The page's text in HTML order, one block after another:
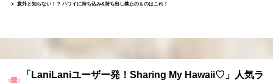
意外と知らない！？ ハワイに持ち込み&持ち出し禁止のものはこれ！
「LaniLaniユーザー発！Sharing My Hawaii♡」人気ラ